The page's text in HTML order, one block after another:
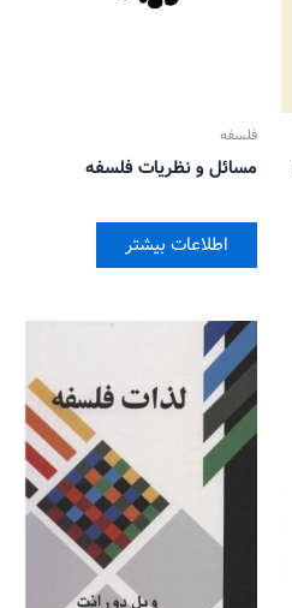
فلسفه
مسائل و نظریات فلسفه
اطلاعات بیشتر